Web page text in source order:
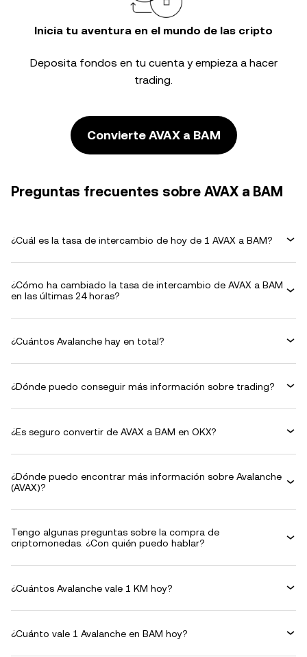
Inicia tu aventura en el mundo de las cripto
Deposita fondos en tu cuenta y empieza a hacer
trading.
Convierte AVAX a BAM
Preguntas frecuentes sobre AVAX a BAM
¿Cuál es la tasa de intercambio de hoy de 1 AVAX a BAM?
¿Cómo ha cambiado la tasa de intercambio de AVAX a BAM
en las últimas 24 horas?
¿Cuántos Avalanche hay en total?
¿Dónde puedo conseguir más información sobre trading?
¿Es seguro convertir de AVAX a BAM en OKX?
¿Dónde puedo encontrar más información sobre Avalanche
(AVAX)?
Tengo algunas preguntas sobre la compra de
criptomonedas. ¿Con quién puedo hablar?
¿Cuántos Avalanche vale 1 KM hoy?
¿Cuánto vale 1 Avalanche en BAM hoy?